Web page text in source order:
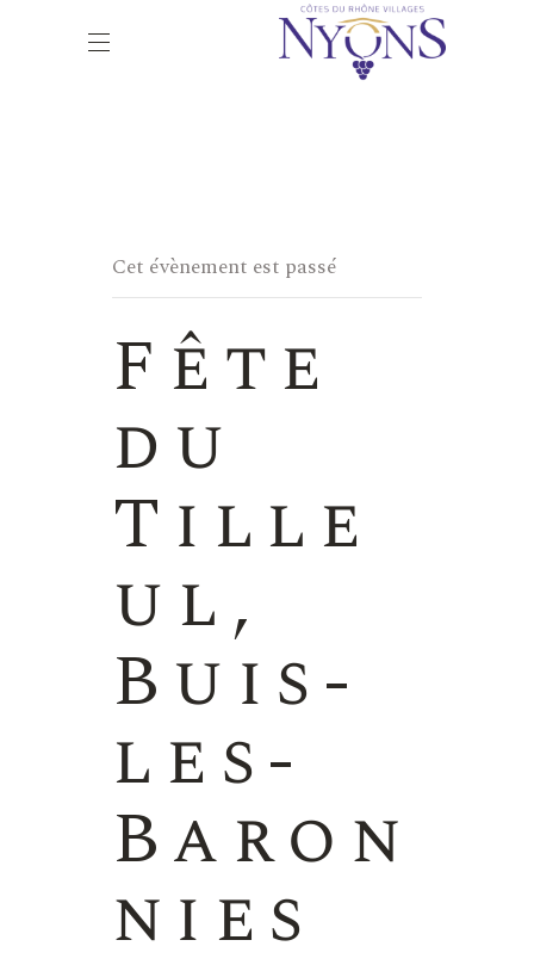
Cet évènement est passé
Fête
du
Tille
ul,
Buis-
les-
Baron
nies